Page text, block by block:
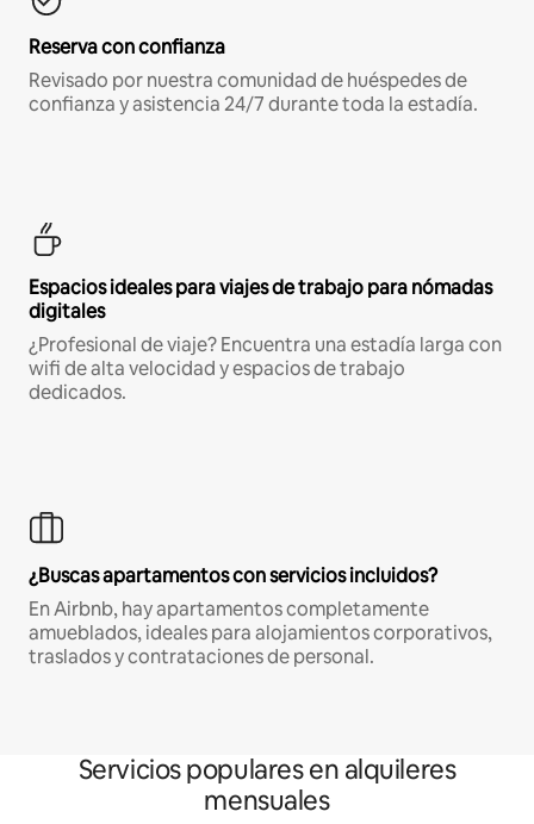
Reserva con confianza
Revisado por nuestra comunidad de huéspedes de
confianza y asistencia 24/7 durante toda la estadía.
Espacios ideales para viajes de trabajo para nómadas
digitales
¿Profesional de viaje? Encuentra una estadía larga con
wifi de alta velocidad y espacios de trabajo
dedicados.
¿Buscas apartamentos con servicios incluidos?
En Airbnb, hay apartamentos completamente
amueblados, ideales para alojamientos corporativos,
traslados y contrataciones de personal.
Servicios populares en alquileres
mensuales